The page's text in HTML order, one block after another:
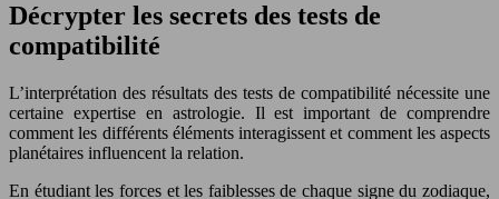
Décrypter les secrets des tests de
compatibilité
L’interprétation des résultats des tests de compatibilité nécessite une
certaine expertise en astrologie. Il est important de comprendre
comment les différents éléments interagissent et comment les aspects
planétaires influencent la relation.
En étudiant les forces et les faiblesses de chaque signe du zodiaque,